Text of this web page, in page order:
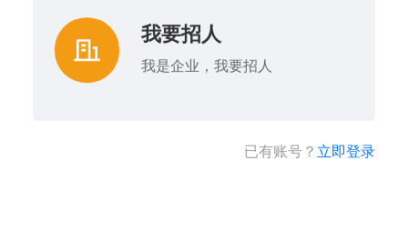
我要招人
我是企业，我要招人
已有账号？ 立即登录